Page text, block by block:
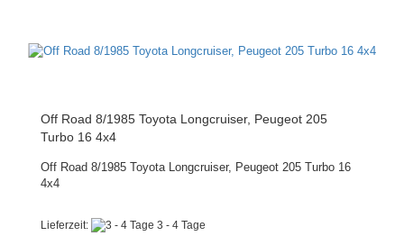
Off Road 8/1985 Toyota Longcruiser, Peugeot 205
Turbo 16 4x4
Off Road 8/1985 Toyota Longcruiser, Peugeot 205 Turbo 16
4x4
Lieferzeit: 3 - 4 Tage